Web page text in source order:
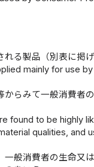
る製品（別表に掲
mainly for use
らみて一般消費者
found to be highly
qualities, and
般消費者の生命又